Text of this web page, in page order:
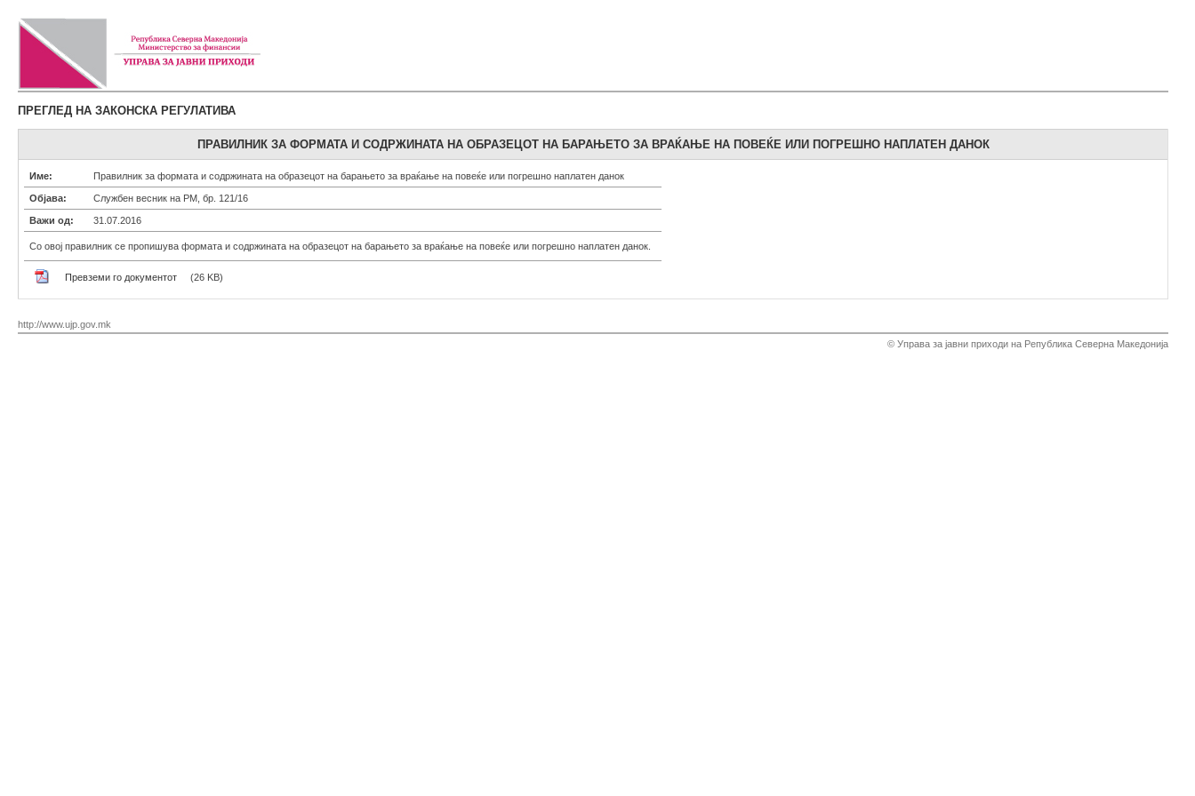
ПРЕГЛЕД НА ЗАКОНСКА РЕГУЛАТИВА
ПРАВИЛНИК ЗА ФОРМАТА И СОДРЖИНАТА НА ОБРАЗЕЦОТ НА БАРАЊЕТО ЗА ВРАЌАЊЕ НА ПОВЕЌЕ ИЛИ ПОГРЕШНО НАПЛАТЕН ДАНОК
Име: Правилник за формата и содржината на образецот на барањето за враќање на повеќе или погрешно наплатен данок
Објава: Службен весник на РМ, бр. 121/16
Важи од: 31.07.2016
Со овој правилник се пропишува формата и содржината на образецот на барањето за враќање на повеќе или погрешно наплатен данок.
Превземи го документот (26 KB)
http://www.ujp.gov.mk
© Управа за јавни приходи на Република Северна Македонија